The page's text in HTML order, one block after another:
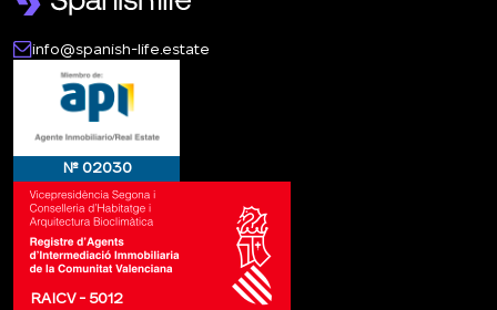
info@spanish-life.estate
№ 02030
RAICV - 5012